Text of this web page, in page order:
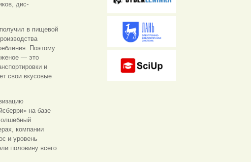
дис-
в пищевой
Поэтому
— это
и
свои вкусовые
на базе
компании
и уровень
половину всего